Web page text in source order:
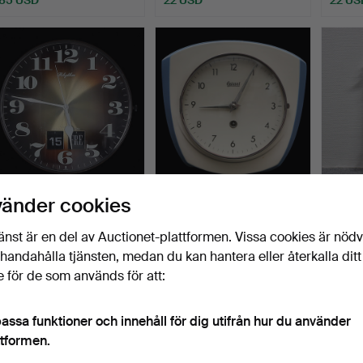
VÄGGUR, 1970-TAL
JAPAN.
19 jan 2026
bud
27 USD
Klubbades 9 jan 2026
2 bud
1 bud
cookies
är en del av Auctionet-plattformen. Vissa cookies är
tjänsten, medan du kan hantera eller återkalla ditt
för de som används för att:
funktioner och innehåll för dig utifrån hur du använder